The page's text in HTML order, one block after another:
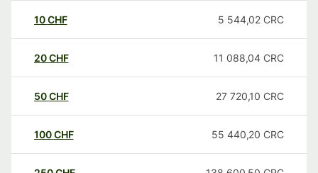
10CHF 5 544,02 CRC
20CHF 11 088,04 CRC
50CHF 27 720,10 CRC
100CHF 55 440,20 CRC